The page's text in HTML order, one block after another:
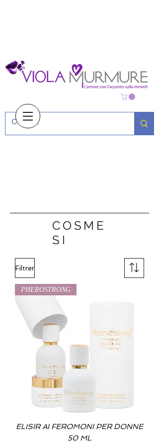
COSME
SI
Filtrer
PHEROSTRONG
ELISIR AI FEROMONI PER DONNE
50 ML